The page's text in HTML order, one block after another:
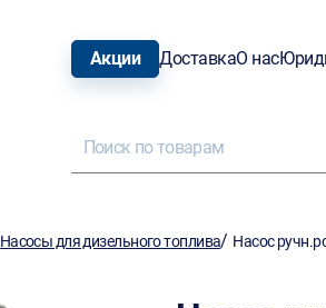
Акции ДоставкаО нас
Насосы для дизельного топлива/ Насос